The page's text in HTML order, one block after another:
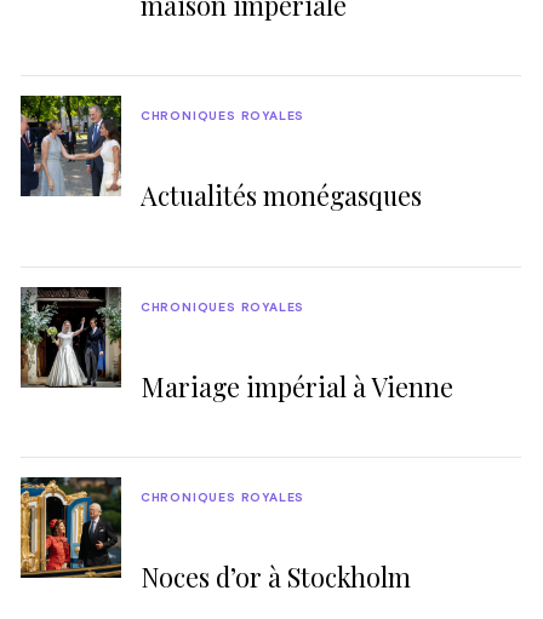
Actualités monégasques
CHRONIQUES ROYALES
Mariage impérial à Vienne
CHRONIQUES ROYALES
Noces d’or à Stockholm
CHRONIQUES ROYALES